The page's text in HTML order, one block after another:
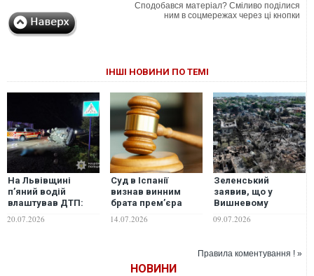
Сподобався матеріал? Сміливо поділися
ним в соцмережах через ці кнопки
ІНШІ НОВИНИ ПО ТЕМІ
На Львівщині
п’яний водій
влаштував ДТП:
дівчини, ще двоє
20.07.2026
Суд в Іспанії
визнав винним
брата прем’єра
зловживаннях
14.07.2026
Зеленський
заявив, що у
Вишневому
боєприпасів
до кримінальної
09.07.2026
Правила коментування ! »
НОВИНИ